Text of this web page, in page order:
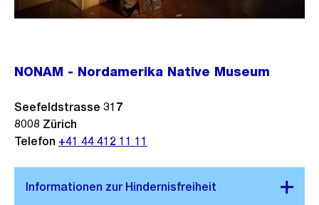
NONAM - Nordamerika Native Museum
Seefeldstrasse 317
8008 Zürich
Telefon +41 44 412 11 11